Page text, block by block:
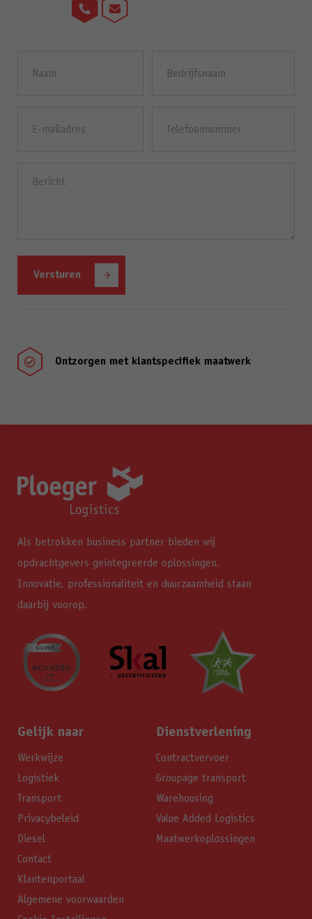
(Vereist)
mailadres
(Vereist)
 Ontzorgen met klantspecifiek maatwerk
Als betrokken business partner bieden wij
opdrachtgevers geïntegreerde oplossingen.
Innovatie, professionaliteit en duurzaamheid staan
daarbij voorop.
Gelijk naar
Werkwijze
Logistiek
Transport
Privacybeleid
Diesel
Contact
Klantenportaal
Algemene voorwaarden
Dienstverlening
Contractvervoer
Groupage transport
Warehousing
Value Added Logistics
Maatwerkoplossingen